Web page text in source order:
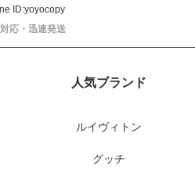
ID:yoyocopy
応・迅速発送
人気ブランド
ルイヴィトン
グッチ